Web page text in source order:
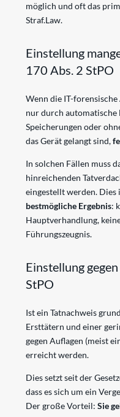
möglich und oft das
Straf.Law.
Einstellung
170 Abs. 2 StPO
Wenn die IT-
nur durch automatische
Speicherungen oder
das Gerät gelangt sind,
In solchen Fällen muss
hinreichenden
eingestellt werden.
bestmögliche Ergebnis:
Hauptverhandlung,
Führungszeugnis.
Einstellung
StPO
Ist ein Tatnachweis
Ersttätern und einer
gegen Auflagen (meist
erreicht werden.
Dies setzt seit der
dass es sich um ein
Der große Vorteil: Sie